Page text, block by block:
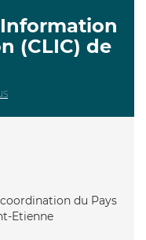
(CLIC) de
du Pays
Etienne